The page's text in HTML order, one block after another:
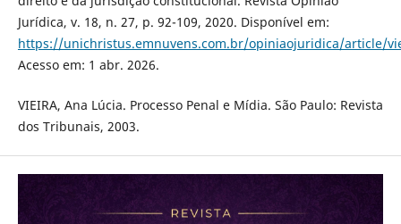
Jurídica, v. 18, n. 27, p. 92-109, 2020. Disponível em:
https://unichristus.emnuvens.com.br/opiniaojuridica/article/
Acesso em: 1 abr. 2026.
VIEIRA, Ana Lúcia. Processo Penal e Mídia. São Paulo: Revista
dos Tribunais, 2003.